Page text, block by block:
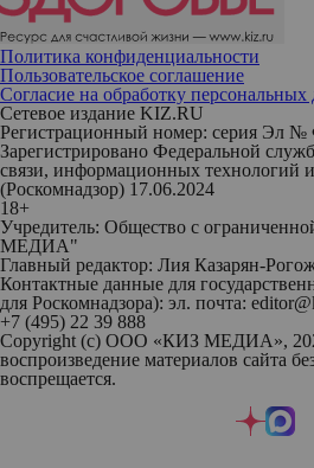
Политика конфиденциальности
Пользовательское соглашение
Согласие на обработку
Сетевое издание KIZ.RU
Регистрационный номер: серия Эл
Зарегистрировано Федеральной
связи, информационных технологий
(Роскомнадзор) 17.06.2024
18+
Учредитель: Общество с
МЕДИА"
Главный редактор: Лия Казарян-
Контактные данные для
для Роскомнадзора): эл. почта:
+7 (495) 22 39 888
Copyright (с) ООО «КИЗ МЕДИА»,
воспроизведение материалов сайта
воспрещается.